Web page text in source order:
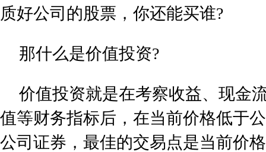
质好公司的股票，你还能买谁?
那什么是价值投资?
价值投资就是在考察收益、现金
值等财务指标后，在当前价格低于
公司证券，最佳的交易点是当前价